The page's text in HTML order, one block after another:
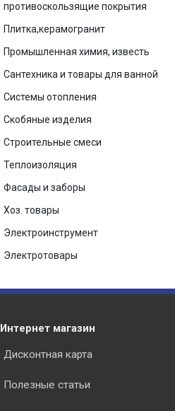
противоскользящие покрытия
Плитка,керамогранит
Промышленная химия, известь
Сантехника и товары для ванной
Системы отопления
Скобяные изделия
Строительные смеси
Теплоизоляция
Фасады и заборы
Хоз. товары
Электроинструмент
Электротовары
Интернет магазин
Дисконтная карта
Полезные статьи